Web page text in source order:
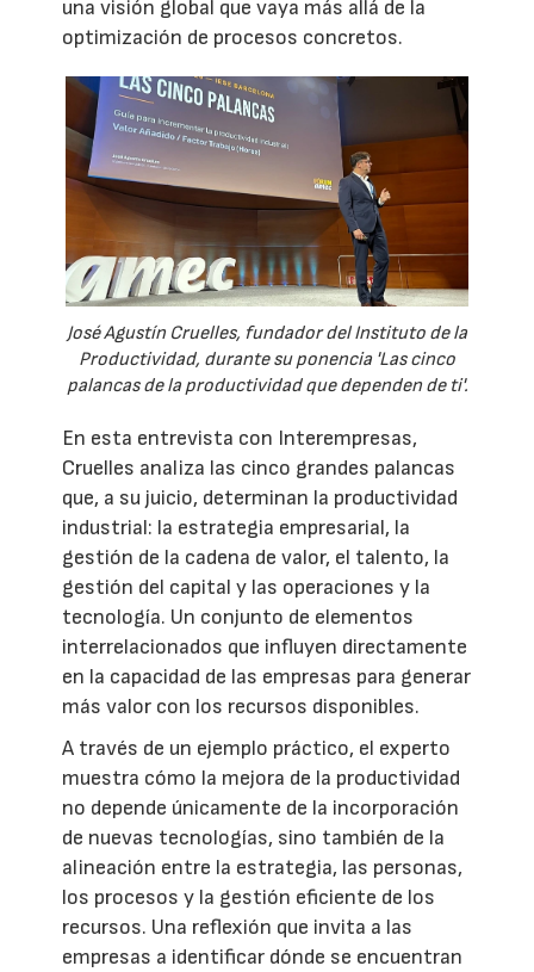
una visión global que vaya más allá de la
optimización de procesos concretos.
José Agustín Cruelles, fundador del Instituto de la
Productividad, durante su ponencia 'Las cinco
palancas de la productividad que dependen de ti'.
En esta entrevista con Interempresas,
Cruelles analiza las cinco grandes palancas
que, a su juicio, determinan la productividad
industrial: la estrategia empresarial, la
gestión de la cadena de valor, el talento, la
gestión del capital y las operaciones y la
tecnología. Un conjunto de elementos
interrelacionados que influyen directamente
en la capacidad de las empresas para generar
más valor con los recursos disponibles.
A través de un ejemplo práctico, el experto
muestra cómo la mejora de la productividad
no depende únicamente de la incorporación
de nuevas tecnologías, sino también de la
alineación entre la estrategia, las personas,
los procesos y la gestión eficiente de los
recursos. Una reflexión que invita a las
empresas a identificar dónde se encuentran